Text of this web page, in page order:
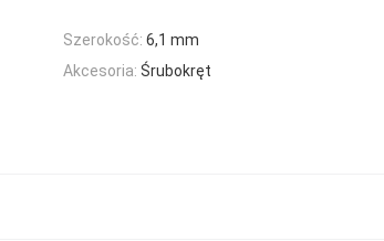
Szerokość: 6,1 mm
Akcesoria: Śrubokręt